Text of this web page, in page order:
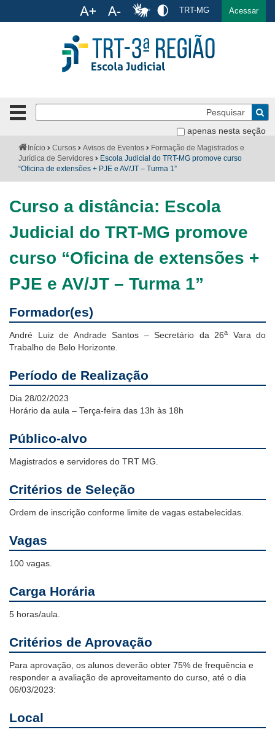
Ir para o menu Ir para a busca Ir para o rodapé
TRT-MG Acessar
Português
apenas nesta seção
Botão
de
clique
para
abrir
fechar
menu
Institucional
Formulários
Calendário
Cursos
Publicações
Notícias
Contato
Você
está
aqui:
Início Cursos Avisos de Eventos
Formação de Magistrados e
Jurídica de Servidores
Escola Judicial do TRT-MG promove curso
“Oficina de extensões + PJE e AV/JT – Turma 1”
Curso a distância: Escola
Judicial do TRT-MG promove
curso “Oficina de extensões +
PJE e AV/JT – Turma 1”
Formador(es)
André Luiz de Andrade Santos – Secretário da 26a
Vara do
Trabalho de Belo Horizonte.
Período de Realização
Dia 28/02/2023
Horário da aula – Terça-feira das 13h às 18h
Público-alvo
Magistrados e servidores do TRT MG.
Critérios de Seleção
Ordem de inscrição conforme limite de vagas estabelecidas.
Vagas
100 vagas.
Carga Horária
5 horas/aula.
Critérios de Aprovação
Para aprovação, os alunos deverão obter 75% de frequência e
responder a avaliação de aproveitamento do curso, até o dia
06/03/2023:
Local